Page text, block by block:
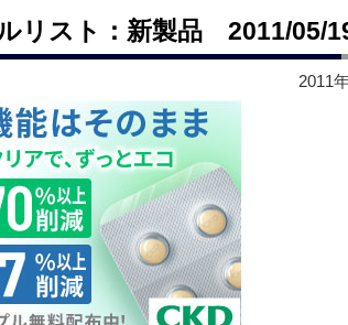
リスト：新製品 2011/05/
2011